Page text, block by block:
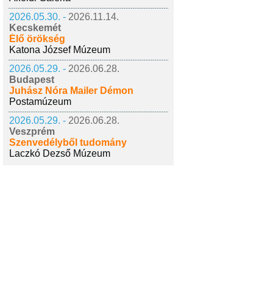
2026.05.30. - 2026.11.14.
Kecskemét
Élő örökség
Katona József Múzeum
2026.05.29. - 2026.06.28.
Budapest
Juhász Nóra Mailer Démon
Postamúzeum
2026.05.29. - 2026.06.28.
Veszprém
Szenvedélyből tudomány
Laczkó Dezső Múzeum